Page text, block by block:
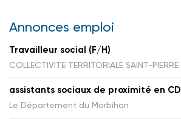
Annonces emploi
Travailleur social (F/H)
COLLECTIVITE TERRITORIALE SAINT-
assistants sociaux de proximité en
Le Département du Morbihan